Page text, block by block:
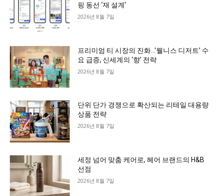
핑 동선 ‘재 설계’
2026년 8월 7일
프리미엄 티 시장의 진화…’웰니스 디저트’ 수
요 급증, 신세계의 ‘향’ 전략
2026년 8월 7일
단위 단가 경쟁으로 확산되는 리테일 대용량
상품 전략
2026년 8월 7일
세정 넘어 맞춤 케어로, 헤어 브랜드의 H&B
선점
2026년 8월 7일